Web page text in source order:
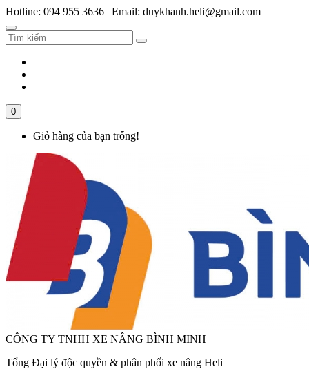
Hotline: 094 955 3636 | Email: duykhanh.heli@gmail.com
0
Giỏ hàng của bạn trống!
CÔNG TY TNHH XE NÂNG BÌNH MINH
Tổng Đại lý độc quyền & phân phối xe nâng Heli